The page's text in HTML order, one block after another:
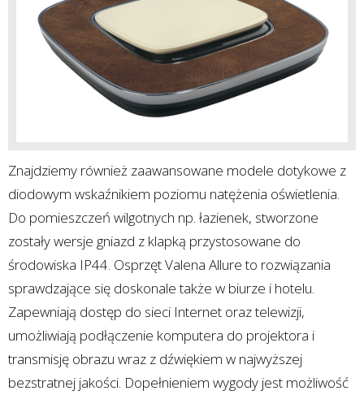
Znajdziemy również zaawansowane modele dotykowe z
diodowym wskaźnikiem poziomu natężenia oświetlenia.
Do pomieszczeń wilgotnych np. łazienek, stworzone
zostały wersje gniazd z klapką przystosowane do
środowiska IP44. Osprzęt Valena Allure to rozwiązania
sprawdzające się doskonale także w biurze i hotelu.
Zapewniają dostęp do sieci Internet oraz telewizji,
umożliwiają podłączenie komputera do projektora i
transmisję obrazu wraz z dźwiękiem w najwyższej
bezstratnej jakości. Dopełnieniem wygody jest możliwość